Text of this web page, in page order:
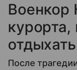
Военкор
курорта,
После